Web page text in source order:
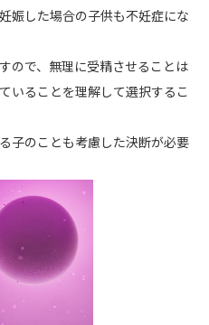
娠した場合の子供も不妊症にな
ので、無理に受精させることは
いることを理解して選択するこ
子のことも考慮した決断が必要